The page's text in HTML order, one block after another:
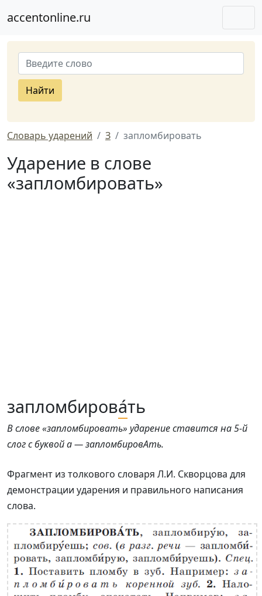
accentonline.ru
Найти
Словарь ударений З запломбировать
Ударение в слове
«запломбировать»
запломбирова́ть
В слове «запломбировать» ударение ставится на 5-й
слог с буквой а — запломбировАть.
Фрагмент из толкового словаря Л.И. Скворцова для
демонстрации ударения и правильного написания
слова.